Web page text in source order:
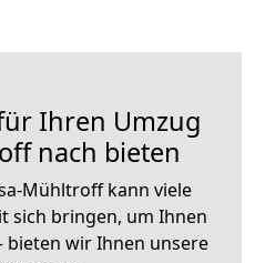
Ihren Umzug
nach bieten
Mühltroff kann viele
sich bringen, um Ihnen
bieten wir Ihnen unsere